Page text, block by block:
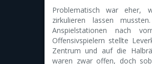
Problematisch war eher,
zirkulieren lassen
Anspielstationen nach
Offensivspielern stellte
Zentrum und auf die
waren zwar offen, doch